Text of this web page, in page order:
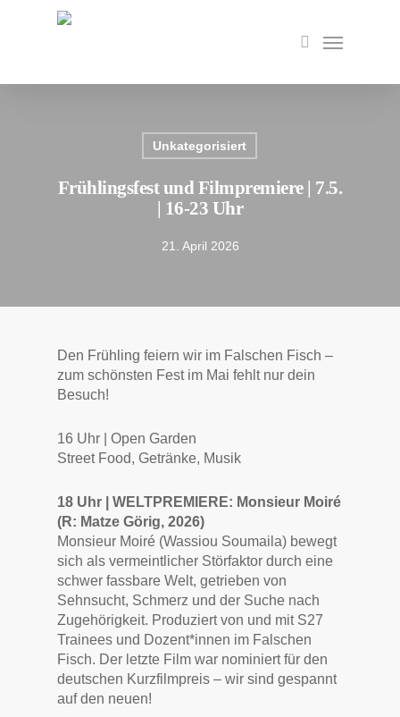
search
Menu
Unkategorisiert
Frühlingsfest und Filmpremiere | 7.5.
| 16-23 Uhr
21. April 2026
Den Frühling feiern wir im Falschen Fisch –
zum schönsten Fest im Mai fehlt nur dein
Besuch!
16 Uhr | Open Garden
Street Food, Getränke, Musik
18 Uhr | WELTPREMIERE: Monsieur Moiré
(R: Matze Görig, 2026)
Monsieur Moiré (Wassiou Soumaila) bewegt
sich als vermeintlicher Störfaktor durch eine
schwer fassbare Welt, getrieben von
Sehnsucht, Schmerz und der Suche nach
Zugehörigkeit. Produziert von und mit S27
Trainees und Dozent*innen im Falschen
Fisch. Der letzte Film war nominiert für den
deutschen Kurzfilmpreis – wir sind gespannt
auf den neuen!